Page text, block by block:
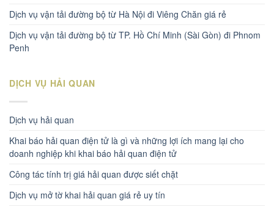
Dịch vụ vận tải đường bộ từ Hà Nội đi Viêng Chăn giá rẻ
Dịch vụ vận tải đường bộ từ TP. Hồ Chí Minh (Sài Gòn) đi Phnom
Penh
DỊCH VỤ HẢI QUAN
Dịch vụ hải quan
Khai báo hải quan điện tử là gì và những lợi ích mang lại cho
doanh nghiệp khi khai báo hải quan điện tử
Công tác tính trị giá hải quan được siết chặt
Dịch vụ mở tờ khai hải quan giá rẻ uy tín